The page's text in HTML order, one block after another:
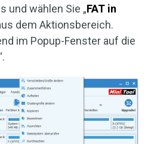
und wählen Sie „FAT in
dem Aktionsbereich.
im Popup-Fenster auf die